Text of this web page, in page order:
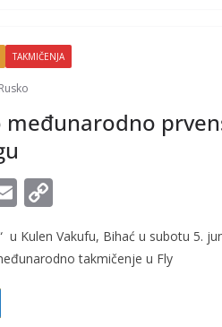
k
TAKMIČENJA
Rusko
međunarodno
E
m
ai p
u Kulen Vakufu, Bihać u subotu 5.
takmičenje u Fly